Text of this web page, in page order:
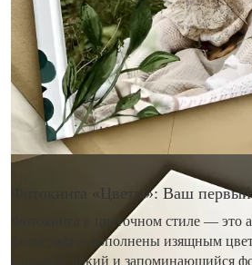
Фотокнига «Цветы»: Ваш
Фотокнига в цветочном стиле — это
фотографии дополнены изящным
Создайте яркий и запоминающийся